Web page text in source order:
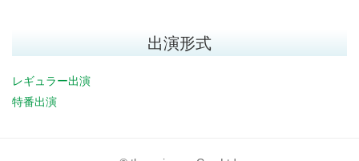
出演形式
レギュラー出演
特番出演